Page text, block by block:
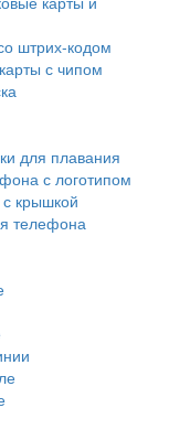
штрих-кодом
с чипом
для плавания
с логотипом
крышкой
телефона